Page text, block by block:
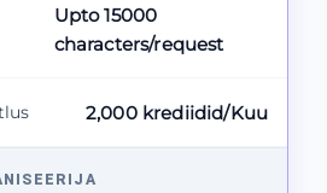
Upto 15000
characters/request
2,000 krediidid/Kuu